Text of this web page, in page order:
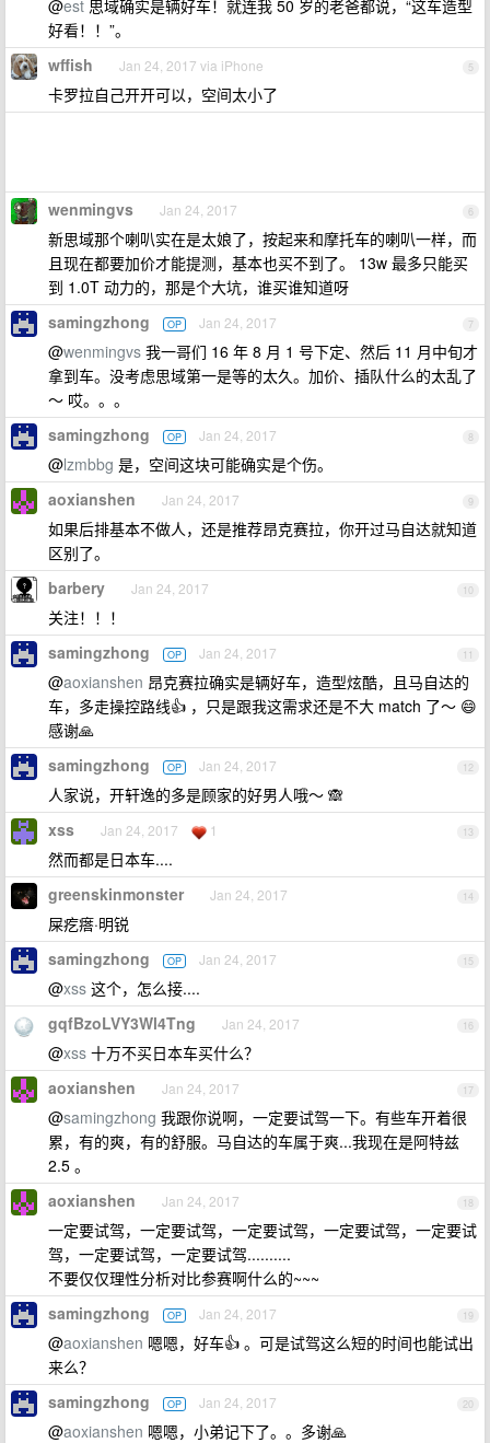
@est 思域确实是辆好车！就连我 50 岁的老爸都说，“这车造型
好看！！”。
5
wffish Jan 24, 2017 via iPhone
卡罗拉自己开开可以，空间太小了
6
wenmingvs Jan 24, 2017
新思域那个喇叭实在是太娘了，按起来和摩托车的喇叭一样，而
且现在都要加价才能提测，基本也买不到了。 13w 最多只能买
到 1.0T 动力的，那是个大坑，谁买谁知道呀
7
samingzhong OP Jan 24, 2017
@wenmingvs 我一哥们 16 年 8 月 1 号下定、然后 11 月中旬才
拿到车。没考虑思域第一是等的太久。加价、插队什么的太乱了
～ 哎。。。
8
samingzhong OP Jan 24, 2017
@lzmbbg 是，空间这块可能确实是个伤。
9
aoxianshen Jan 24, 2017
如果后排基本不做人，还是推荐昂克赛拉，你开过马自达就知道
区别了。
10
barbery Jan 24, 2017
关注！！！
11
samingzhong OP Jan 24, 2017
@aoxianshen 昂克赛拉确实是辆好车，造型炫酷，且马自达的
车，多走操控路线👍 ，只是跟我这需求还是不大 match 了～ 😄
感谢🙏
12
samingzhong OP Jan 24, 2017
人家说，开轩逸的多是顾家的好男人哦～ 🙈
13
xss Jan 24, 2017 1
然而都是日本车....
14
greenskinmonster Jan 24, 2017
屎疙瘩·明锐
15
samingzhong OP Jan 24, 2017
@xss 这个，怎么接....
16
gqfBzoLVY3Wl4Tng Jan 24, 2017
@xss 十万不买日本车买什么？
17
aoxianshen Jan 24, 2017
@samingzhong 我跟你说啊，一定要试驾一下。有些车开着很
累，有的爽，有的舒服。马自达的车属于爽...我现在是阿特兹
2.5 。
18
aoxianshen Jan 24, 2017
一定要试驾，一定要试驾，一定要试驾，一定要试驾，一定要试
驾，一定要试驾，一定要试驾..........
不要仅仅理性分析对比参赛啊什么的~~~
19
samingzhong OP Jan 24, 2017
@aoxianshen 嗯嗯，好车👍 。可是试驾这么短的时间也能试出
来么？
20
samingzhong OP Jan 24, 2017
@aoxianshen 嗯嗯，小弟记下了。。多谢🙏